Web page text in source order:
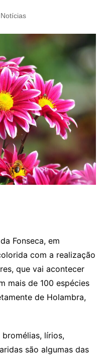
Notícias
Fonseca, em
com a realização
que vai acontecer
mais de 100 espécies
de Holambra,
bromélias, lírios,
são algumas das